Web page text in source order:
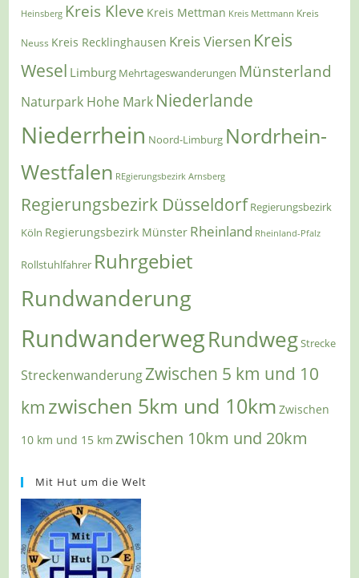
Heinsberg Kreis Kleve Kreis Mettman Kreis Mettmann Kreis
Neuss Kreis Recklinghausen Kreis Viersen Kreis
Wesel Limburg Mehrtageswanderungen Münsterland
Naturpark Hohe Mark Niederlande
Niederrhein Noord-Limburg Nordrhein-
Westfalen REgierungsbezirk Arnsberg
Regierungsbezirk Düsseldorf Regierungsbezirk
Köln Regierungsbezirk Münster Rheinland Rheinland-Pfalz
Rollstuhlfahrer Ruhrgebiet
Rundwanderung
RundwanderwegRundwegStrecke
StreckenwanderungZwischen 5 km und 10
km zwischen 5km und 10km Zwischen
10 km und 15 km zwischen 10km und 20km
Mit Hut um die Welt